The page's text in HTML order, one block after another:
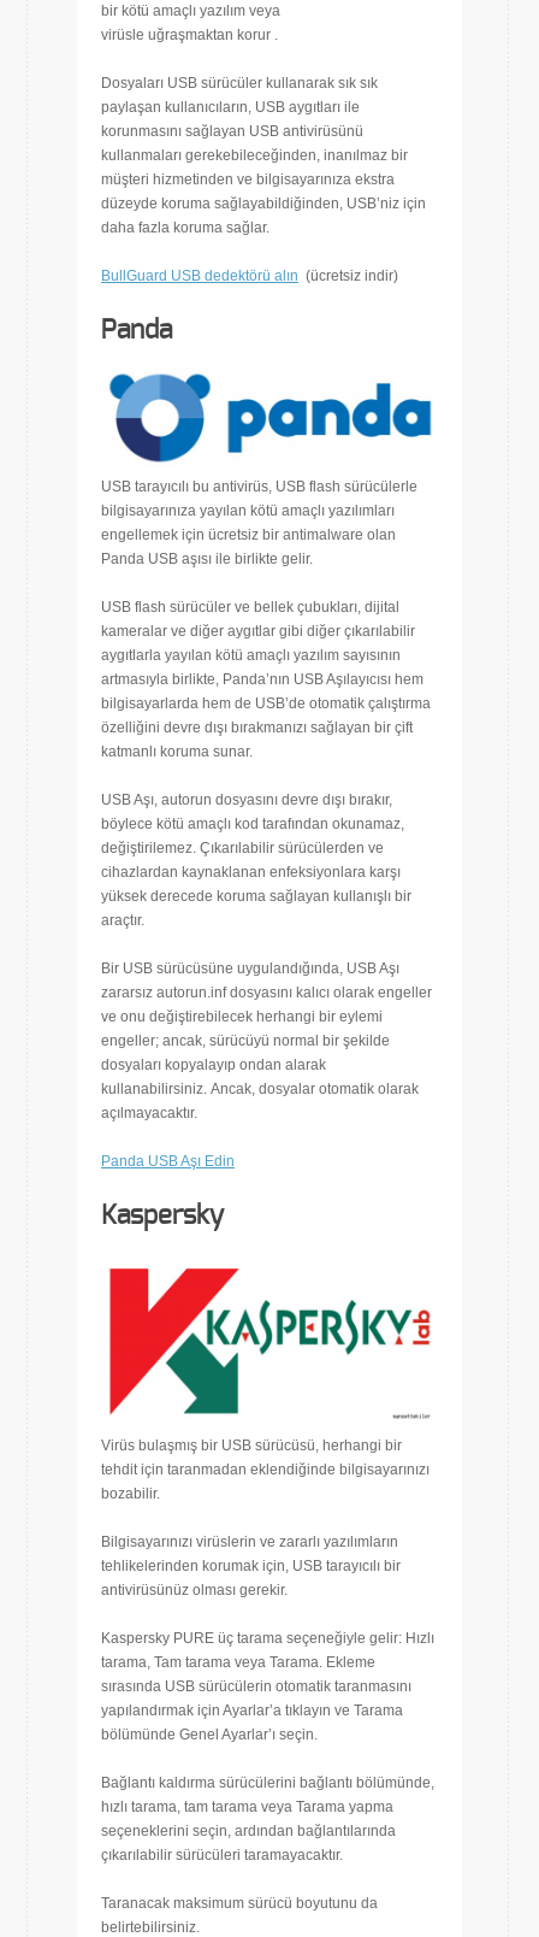
bir kötü amaçlı yazılım veya
virüsle uğraşmaktan korur .
Dosyaları USB sürücüler kullanarak sık sık
paylaşan kullanıcıların, USB aygıtları ile
korunmasını sağlayan USB antivirüsünü
kullanmaları gerekebileceğinden, inanılmaz bir
müşteri hizmetinden ve bilgisayarınıza ekstra
düzeyde koruma sağlayabildiğinden, USB’niz için
daha fazla koruma sağlar.
BullGuard USB dedektörü alın (ücretsiz indir)
Panda
USB tarayıcılı bu antivirüs, USB flash sürücülerle
bilgisayarınıza yayılan kötü amaçlı yazılımları
engellemek için ücretsiz bir antimalware olan
Panda USB aşısı ile birlikte gelir.
USB flash sürücüler ve bellek çubukları, dijital
kameralar ve diğer aygıtlar gibi diğer çıkarılabilir
aygıtlarla yayılan kötü amaçlı yazılım sayısının
artmasıyla birlikte, Panda’nın USB Aşılayıcısı hem
bilgisayarlarda hem de USB’de otomatik çalıştırma
özelliğini devre dışı bırakmanızı sağlayan bir çift
katmanlı koruma sunar.
USB Aşı, autorun dosyasını devre dışı bırakır,
böylece kötü amaçlı kod tarafından okunamaz,
değiştirilemez. Çıkarılabilir sürücülerden ve
cihazlardan kaynaklanan enfeksiyonlara karşı
yüksek derecede koruma sağlayan kullanışlı bir
araçtır.
Bir USB sürücüsüne uygulandığında, USB Aşı
zararsız autorun.inf dosyasını kalıcı olarak engeller
ve onu değiştirebilecek herhangi bir eylemi
engeller; ancak, sürücüyü normal bir şekilde
dosyaları kopyalayıp ondan alarak
kullanabilirsiniz. Ancak, dosyalar otomatik olarak
açılmayacaktır.
Panda USB Aşı Edin
Kaspersky
Virüs bulaşmış bir USB sürücüsü, herhangi bir
tehdit için taranmadan eklendiğinde bilgisayarınızı
bozabilir.
Bilgisayarınızı virüslerin ve zararlı yazılımların
tehlikelerinden korumak için, USB tarayıcılı bir
antivirüsünüz olması gerekir.
Kaspersky PURE üç tarama seçeneğiyle gelir: Hızlı
tarama, Tam tarama veya Tarama. Ekleme
sırasında USB sürücülerin otomatik taranmasını
yapılandırmak için Ayarlar’a tıklayın ve Tarama
bölümünde Genel Ayarlar’ı seçin.
Bağlantı kaldırma sürücülerini bağlantı bölümünde,
hızlı tarama, tam tarama veya Tarama yapma
seçeneklerini seçin, ardından bağlantılarında
çıkarılabilir sürücüleri taramayacaktır.
Taranacak maksimum sürücü boyutunu da
belirtebilirsiniz.